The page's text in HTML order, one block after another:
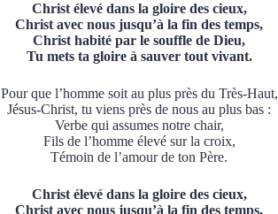
Christ élevé dans la gloire des cieux,
Christ avec nous jusqu’à la fin des temps,
Christ habité par le souffle de Dieu,
Tu mets ta gloire à sauver tout vivant.
Pour que l’homme soit au plus près du Très-Haut,
Jésus-Christ, tu viens près de nous au plus bas :
Verbe qui assumes notre chair,
Fils de l’homme élevé sur la croix,
Témoin de l’amour de ton Père.
Christ élevé dans la gloire des cieux,
Christ avec nous jusqu’à la fin des temps,